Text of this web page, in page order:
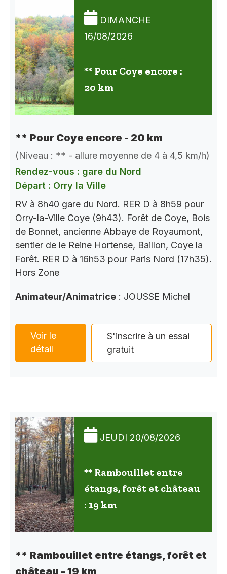
DIMANCHE
16/08/2026
** Pour Coye encore :
20 km
** Pour Coye encore - 20 km
(Niveau : ** - allure moyenne de 4 à 4,5 km/h)
Rendez-vous : gare du Nord
Départ : Orry la Ville
RV à 8h40 gare du Nord. RER D à 8h59 pour
Orry-la-Ville Coye (9h43). Forêt de Coye, Bois
de Bonnet, ancienne Abbaye de Royaumont,
sentier de le Reine Hortense, Baillon, Coye la
Forêt. RER D à 16h53 pour Paris Nord (17h35).
Hors Zone
Animateur/Animatrice : JOUSSE Michel
Voir le
détail
S'inscrire à un essai
gratuit
JEUDI 20/08/2026
** Rambouillet entre
étangs, forêt et château
: 19 km
** Rambouillet entre étangs, forêt et